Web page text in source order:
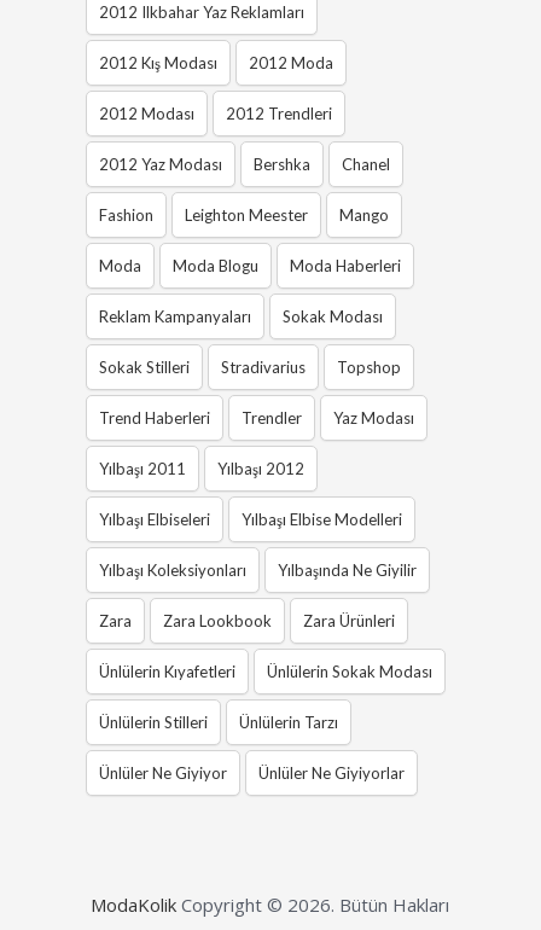
2012 Ilkbahar Yaz Reklamları
2012 Kış Modası 2012 Moda
2012 Modası 2012 Trendleri
2012 Yaz Modası Bershka Chanel
Fashion Leighton Meester Mango
Moda Moda Blogu Moda Haberleri
Reklam Kampanyaları Sokak Modası
Sokak Stilleri Stradivarius Topshop
Trend Haberleri Trendler Yaz Modası
Yılbaşı 2011 Yılbaşı 2012
Yılbaşı Elbiseleri Yılbaşı Elbise Modelleri
Yılbaşı Koleksiyonları Yılbaşında Ne Giyilir
Zara Zara Lookbook Zara Ürünleri
Ünlülerin Kıyafetleri Ünlülerin Sokak Modası
Ünlülerin Stilleri Ünlülerin Tarzı
Ünlüler Ne Giyiyor Ünlüler Ne Giyiyorlar
ModaKolik Copyright © 2026. Bütün Hakları